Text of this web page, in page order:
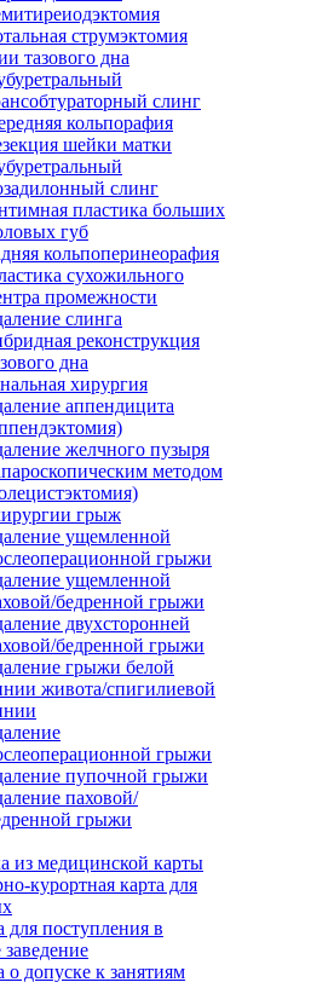
струмэктомия
тазового дна
слинг
кольпорафия
шейки матки
слинг
пластика больших
губ
кольпоперинеорафия
сухожильного
промежности
слинга
реконструкция
дна
хирургия
аппендицита
желчного пузыря
методом
грыж
ущемленной
грыжи
ущемленной
бедренной грыжи
двухсторонней
бедренной грыжи
грыжи белой
живота/спигилиевой
грыжи
пупочной грыжи
паховой/
грыжи
из медицинской карты
курортная карта для
для поступления в
о допуске к занятиям